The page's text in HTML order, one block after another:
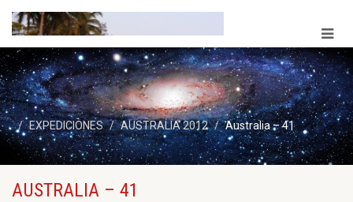
EXPEDICIONES AUSTRALIA 2012 Australia – 41
AUSTRALIA – 41